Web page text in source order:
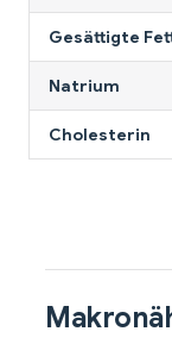
Gesättigte
Natrium
Cholesterin